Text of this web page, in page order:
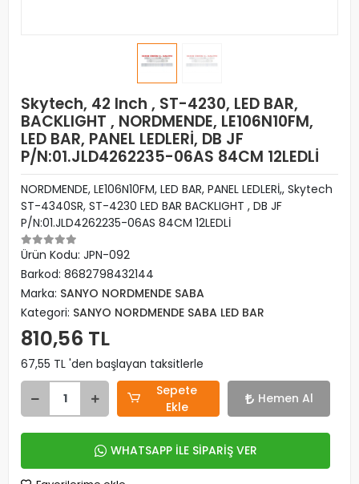
Skytech, 42 Inch , ST-4230, LED BAR,
BACKLIGHT , NORDMENDE, LE106N10FM,
LED BAR, PANEL LEDLERİ, DB JF
P/N:01.JLD4262235-06AS 84CM 12LEDLİ
NORDMENDE, LE106N10FM, LED BAR, PANEL LEDLERİ,, Skytech
ST-4340SR, ST-4230 LED BAR BACKLIGHT , DB JF
P/N:01.JLD4262235-06AS 84CM 12LEDLİ
Ürün Kodu: JPN-092
Barkod: 8682798432144
Marka: SANYO NORDMENDE SABA
Kategori: SANYO NORDMENDE SABA LED BAR
810,56 TL
67,55 TL 'den başlayan taksitlerle
Sepete
Ekle
Hemen Al
WHATSAPP İLE SİPARİŞ VER